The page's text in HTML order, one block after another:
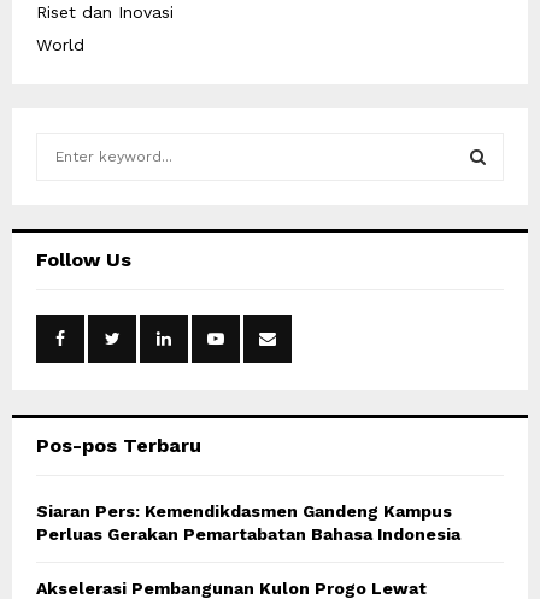
Riset dan Inovasi
World
hFollow Us
Pos-pos Terbaru
Siaran Pers: Kemendikdasmen Gandeng Kampus
Perluas Gerakan Pemartabatan Bahasa Indonesia
Akselerasi Pembangunan Kulon Progo Lewat